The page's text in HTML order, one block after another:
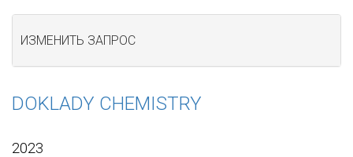
ИЗМЕНИТЬ ЗАПРОС
DOKLADY CHEMISTRY
2023